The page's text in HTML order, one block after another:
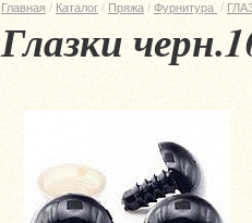
Главная / Каталог / Пряжа / Фурнитура /
Глазки